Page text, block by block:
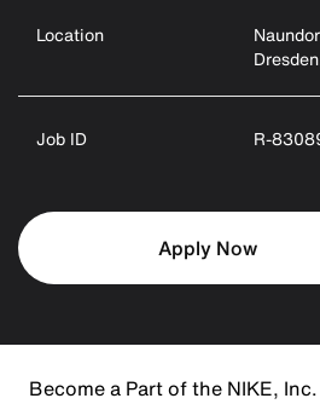
Location
Job ID R-
Apply Now
Become a Part of the NIKE, Inc.